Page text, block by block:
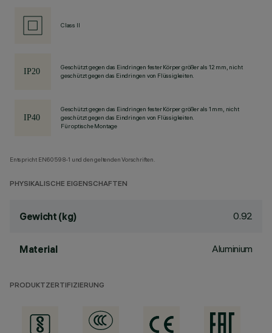
Class II
Geschützt gegen das Eindringen fester Körper größer als 12 mm, nicht
geschützt gegen das Eindringen von Flüssigkeiten.
Geschützt gegen das Eindringen fester Körper größer als 1 mm, nicht
geschützt gegen das Eindringen von Flüssigkeiten.
Für optische Montage
Entspricht EN60598-1 und den geltenden Vorschriften.
PHYSIKALISCHE EIGENSCHAFTEN
Gewicht (kg) 0.92
Material Aluminium
PRODUKTZERTIFIZIERUNG